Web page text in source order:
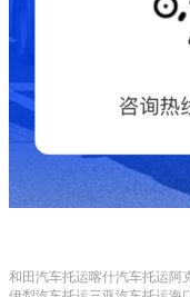
和田汽车托运喀什汽车托运阿